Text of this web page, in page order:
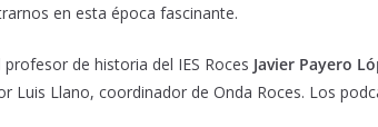
en esta época fascinante.
de historia del IES Roces Javier Payero
Luis Llano, coordinador de Onda Roces. Los